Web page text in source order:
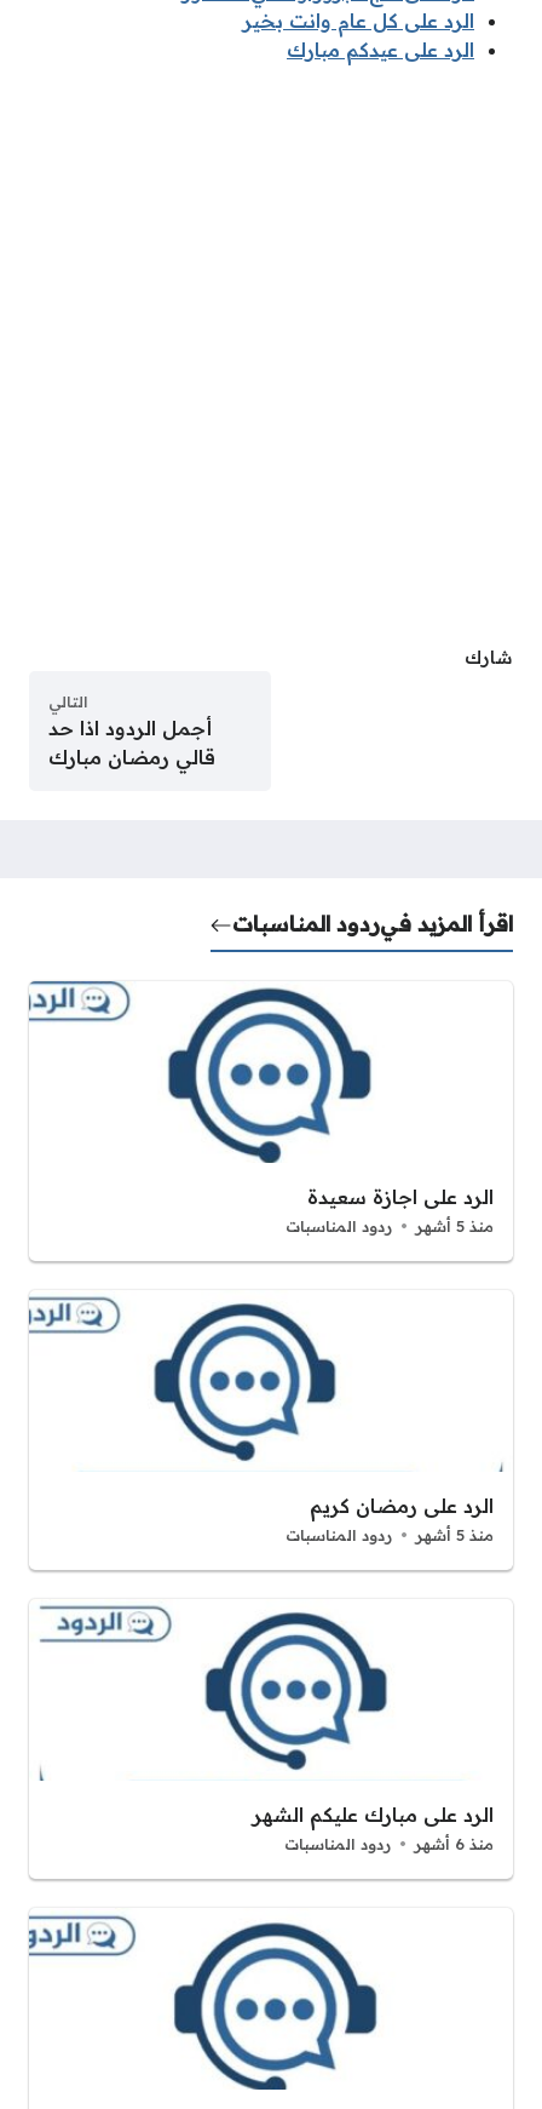
الرد على كل عام وانت بخير
الرد على عيدكم مبارك
شارك
التالي
أجمل الردود اذا حد
قالي رمضان مبارك
اقرأ المزيد فيردود المناسبات
الرد على اجازة سعيدة
منذ 5 أشهر ردود المناسبات
الرد على رمضان كريم
منذ 5 أشهر ردود المناسبات
الرد على مبارك عليكم الشهر
منذ 6 أشهر ردود المناسبات